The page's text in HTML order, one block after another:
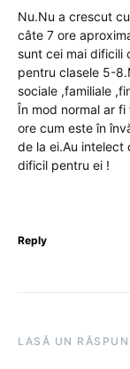
Nu.Nu a crescut
câte 7 ore
sunt cei mai dificili
pentru clasele 5-
sociale ,familiale
În mod normal ar
ore cum este în
de la ei.Au intelect
dificil pentru ei !
Reply
LASĂ UN